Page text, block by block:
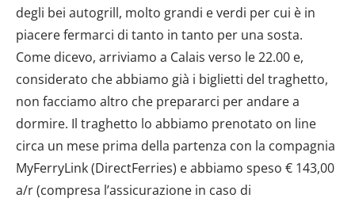
degli bei autogrill, molto grandi e verdi per cui è in
piacere fermarci di tanto in tanto per una sosta.
Come dicevo, arriviamo a Calais verso le 22.00 e,
considerato che abbiamo già i biglietti del traghetto,
non facciamo altro che prepararci per andare a
dormire. Il traghetto lo abbiamo prenotato on line
circa un mese prima della partenza con la compagnia
MyFerryLink (DirectFerries) e abbiamo speso € 143,00
a/r (compresa l’assicurazione in caso di